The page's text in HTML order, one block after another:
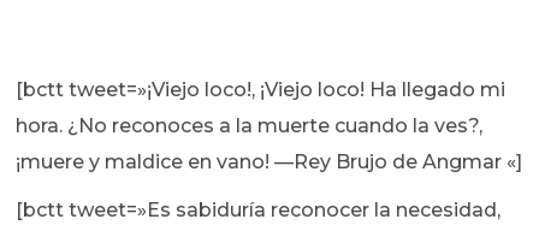
[bctt tweet=»¡Viejo loco!, ¡Viejo loco! Ha llegado mi
hora. ¿No reconoces a la muerte cuando la ves?,
¡muere y maldice en vano! —Rey Brujo de Angmar «]
[bctt tweet=»Es sabiduría reconocer la necesidad,